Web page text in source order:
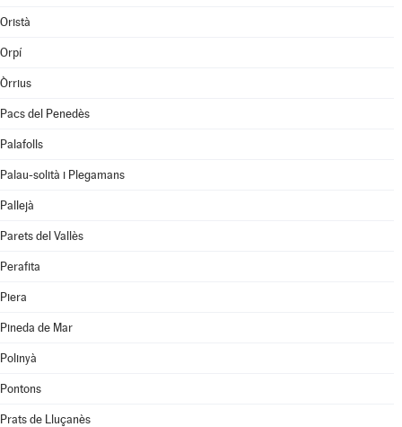
Oristà
Orpí
Òrrius
Pacs del Penedès
Palafolls
Palau-solità i Plegamans
Pallejà
Parets del Vallès
Perafita
Piera
Pineda de Mar
Polinyà
Pontons
Prats de Lluçanès